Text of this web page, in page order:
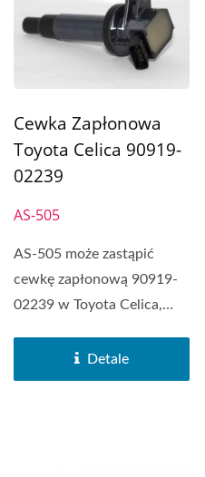
Cewka Zapłonowa
Toyota Celica 90919-
02239
AS-505
AS-505 może zastąpić
cewkę zapłonową 90919-
02239 w Toyota Celica,
Detale